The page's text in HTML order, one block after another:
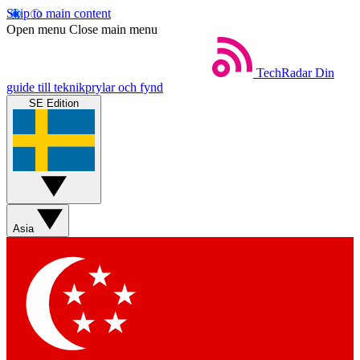
Skip to main content
Open menu Close main menu
TechRadar Din
guide till teknikprylar och fynd
SE Edition
Asia